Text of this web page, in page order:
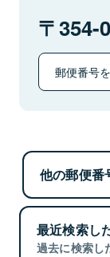
354-
郵便番号
他の郵便番
最近検索し
過去に検索し